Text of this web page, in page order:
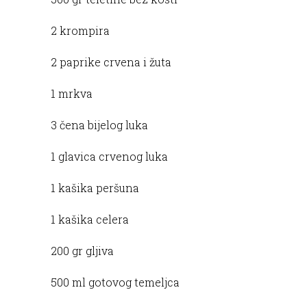
2 krompira
2 paprike crvena i žuta
1 mrkva
3 čena bijelog luka
1 glavica crvenog luka
1 kašika peršuna
1 kašika celera
200 gr gljiva
500 ml gotovog temeljca